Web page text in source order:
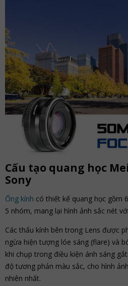
Cấu tạo quang học
Sony
Ống kính có thiết kế quang học gồm
5 nhóm, mang lại hình ảnh sắc nét
Các thấu kính bên trong Lens được
ngừa hiện tượng lóe sáng (flare) và
khi chụp trong điều kiện ánh sáng
độ tương phản màu sắc, cho hình
nhiên nhất.